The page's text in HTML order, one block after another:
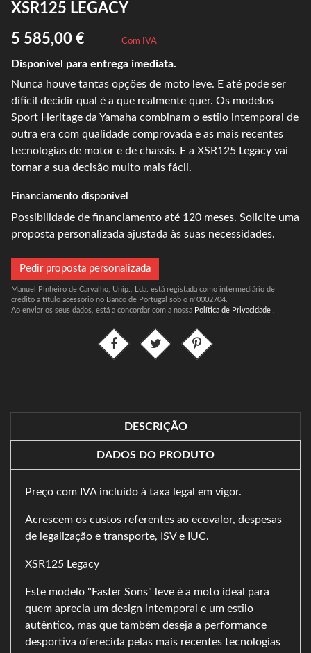
XSR125 LEGACY
5 585,00 €
Com IVA
Disponível para entrega imediata.
Nunca houve tantas opções de moto leve. E até pode ser
difícil decidir qual é a que realmente quer. Os modelos
Sport Heritage da Yamaha combinam o estilo intemporal de
outra era com qualidade comprovada e as mais recentes
tecnologias de motor e de chassis. E a XSR125 Legacy vai
tornar a sua decisão muito mais fácil.
Financiamento disponível
Possibilidade de financiamento até 120 meses. Solicite uma
proposta personalizada ajustada às suas necessidades.
Pedir proposta personalizada
Manuel Pinheiro de Carvalho, Unip., Lda. está registada como intermediário de
crédito a título acessório no Banco de Portugal sob o nº0002704.
Ao enviar os seus dados, está a concordar com a nossa Política de Privacidade
DESCRIÇÃO
DADOS DO PRODUTO
Preço com IVA incluído à taxa legal em vigor.
Acrescem os custos referentes ao ecovalor, despesas
de legalização e transporte, ISV e IUC.
XSR125 Legacy
Este modelo "Faster Sons" leve é a moto ideal para
quem aprecia um design intemporal e um estilo
autêntico, mas que também deseja a performance
desportiva oferecida pelas mais recentes tecnologias